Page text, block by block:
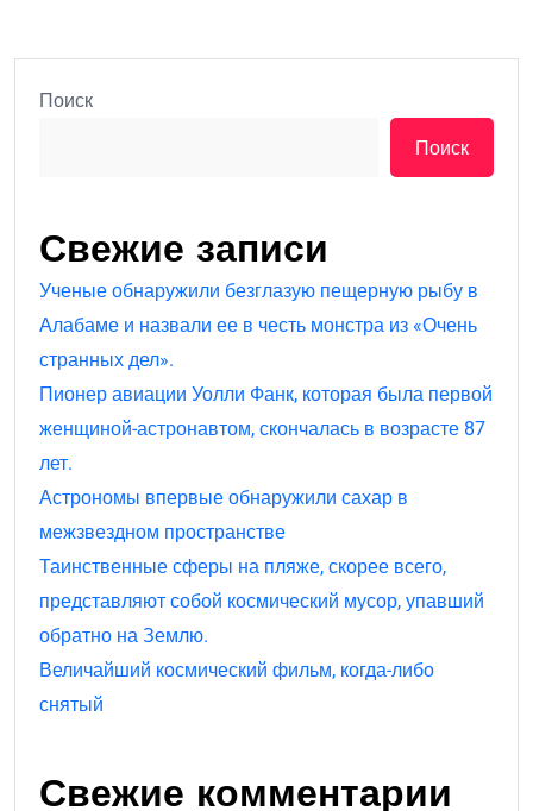
Поиск
Поиск
Свежие записи
Ученые обнаружили безглазую пещерную рыбу в
Алабаме и назвали ее в честь монстра из «Очень
странных дел».
Пионер авиации Уолли Фанк, которая была первой
женщиной-астронавтом, скончалась в возрасте 87
лет.
Астрономы впервые обнаружили сахар в
межзвездном пространстве
Таинственные сферы на пляже, скорее всего,
представляют собой космический мусор, упавший
обратно на Землю.
Величайший космический фильм, когда-либо
снятый
Свежие комментарии